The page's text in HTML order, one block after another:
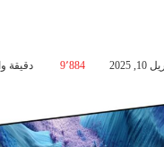
10, 2025 9٬884 دقيقة